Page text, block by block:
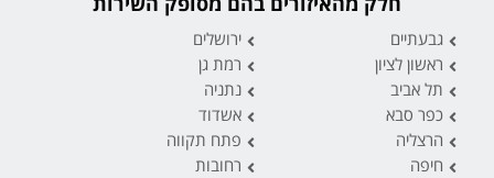
גבעתיים
ירושלים
ראשון לציון
רמת גן
תל אביב
נתניה
כפר סבא
אשדוד
הרצליה
פתח תקווה
חיפה
רחובות